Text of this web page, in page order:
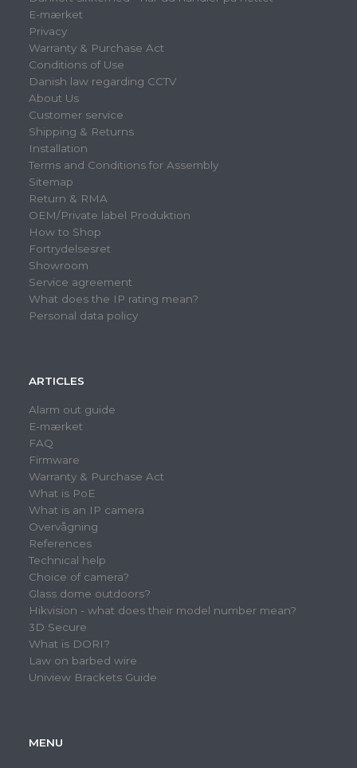
E-mærket
Privacy
Warranty & Purchase Act
Conditions of Use
Danish law regarding CCTV
About Us
Customer service
Shipping & Returns
Installation
Terms and Conditions for Assembly
Sitemap
Return & RMA
OEM/Private label Produktion
How to Shop
Fortrydelsesret
Showroom
Service agreement
What does the IP rating mean?
Personal data policy
ARTICLES
Alarm out guide
E-mærket
FAQ
Firmware
Warranty & Purchase Act
What is PoE
What is an IP camera
Overvågning
References
Technical help
Choice of camera?
Glass dome outdoors?
Hikvision - what does their model number mean?
3D Secure
What is DORI?
Law on barbed wire
Uniview Brackets Guide
MENU